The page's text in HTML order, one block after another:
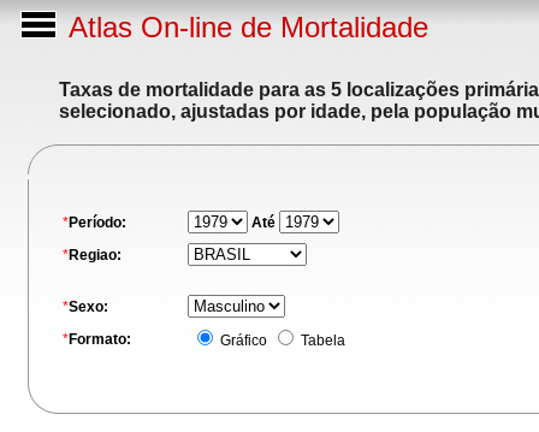
Atlas On-line de Mortalidade
Taxas de mortalidade para as 5 localizações
selecionado, ajustadas por idade, pela população
*Período:
Até
*Regiao:
*Sexo:
*Formato: Gráfico Tabela